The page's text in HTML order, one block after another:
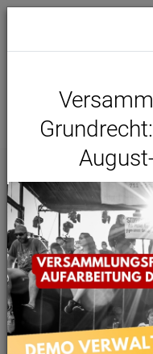
Demo
Samstag, 26